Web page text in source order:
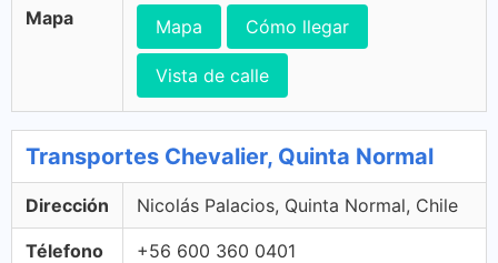
Mapa Mapa Cómo llegar
Vista de calle
Transportes Chevalier, Quinta Normal
Dirección Nicolás Palacios, Quinta Normal, Chile
Télefono +56 600 360 0401